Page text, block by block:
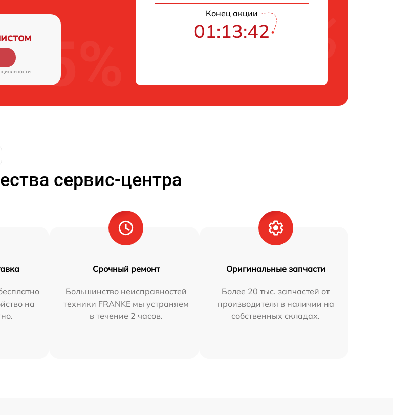
Конец акции
01:13:41
сервис-центра
на
Срочный ремонт
Большинство неисправностей
техники FRANKE мы устраняем
в течение 2 часов.
Оригинальные запчасти
Более 20 тыс. запчастей от
производителя в наличии на
собственных складах.